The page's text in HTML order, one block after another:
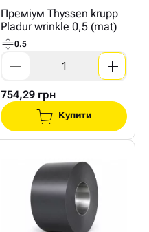
Преміум Thyssen krupp
Pladur wrinkle 0,5 (mat)
0.5
754,29 грн
Купити